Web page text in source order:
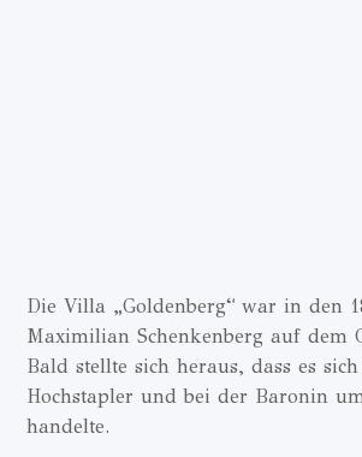
Die Villa „Goldenberg“ war in den
Maximilian Schenkenberg auf dem
Bald stellte sich heraus, dass es
Hochstapler und bei der Baronin
handelte.